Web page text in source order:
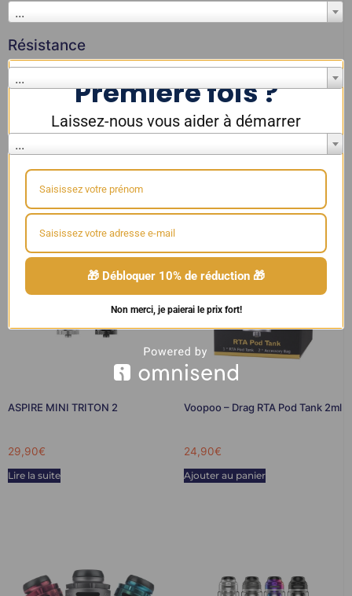
...
Résistance
...
Couleur
...
Reconstructibles
ASPIRE MINI TRITON 2
29,90€
Lire la suite
Voopoo – Drag RTA Pod Tank 2ml
24,90€
Ajouter au panier
Première fois ?
Laissez-nous vous aider à démarrer
🎁 Débloquer 10% de réduction 🎁
Non merci, je paierai le prix fort!